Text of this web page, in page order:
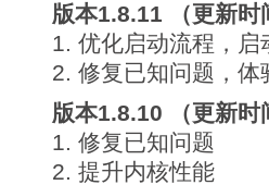
版本1.8.11 （更新
1. 优化启动流程，启
2. 修复已知问题，体
版本1.8.10 （更新
1. 修复已知问题
2. 提升内核性能